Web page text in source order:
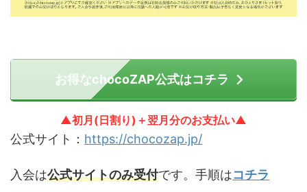
お得なchocoZAP公式はコチラ
▲初月(日割り)＋翌月分のお支払い▲
公式サイト： https://chocozap.jp/
入会は公式サイトのみ受付です。手順はコチラ